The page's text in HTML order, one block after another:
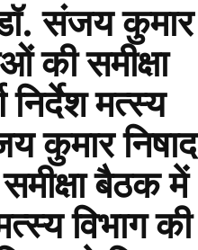
संजय कुमार
की समीक्षा
मत्स्य
कुमार निषाद
बैठक में
विभाग की